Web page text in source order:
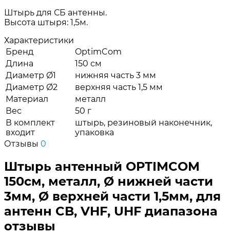
Штырь для СБ антенны.
Высота штыря: 1,5м.
Характеристики
Бренд
OptimCom
Длина
150 см
Диаметр Ø1
нижняя часть 3 мм
Диаметр Ø2
верхняя часть 1,5 мм
Материал
металл
Вес
50 г
В комплект
входит
штырь, резиновый наконечник,
упаковка
Отзывы 0
Штырь антенный OPTIMCOM
150см, металл, Ø нижней части
3мм, Ø верхней части 1,5мм, для
антенн CB, VHF, UHF диапазона
отзывы